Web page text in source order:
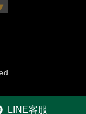
LINE客服